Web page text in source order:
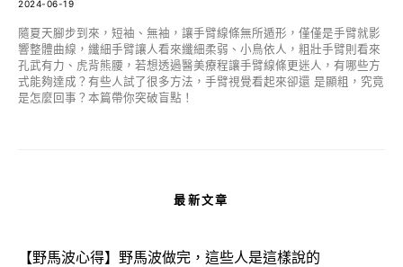
2024-06-19
隨夏天腳步到來，短袖、無袖，讓手臂線條無所遁形，僅僅是手臂就影
響整體曲線，纖細手臂讓人看來纖細柔弱、小鳥依人，粗壯手臂則看來
孔武有力、虎背熊腰，若想透過醫美療程讓手臂線條更迷人，有哪些方
式能夠達成？有些人試了很多方法，手臂視覺看起來卻還 是顯粗，究竟
是怎麼回事？本篇帶你突破盲點！
最新文章
【野馬波心得】野馬波做完，這些人是這樣說的